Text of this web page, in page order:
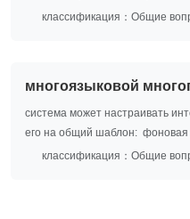
управление - > системное
классификация：Общие
многоязыковой
система может настраивать
его на общий шаблон: фоновая
управление - > системное
классификация：Общие